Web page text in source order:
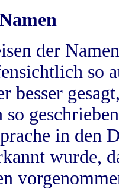
der
so
besser
so
in
wurde,